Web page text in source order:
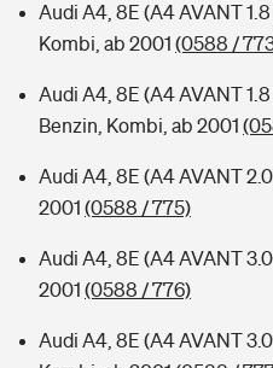
Audi A4, 8E (A4 AVANT 1.8
Kombi, ab 2001 (0588 /
Audi A4, 8E (A4 AVANT 1.8
Benzin, Kombi, ab 2001
Audi A4, 8E (A4 AVANT
2001 (0588 / 775)
Audi A4, 8E (A4 AVANT
2001 (0588 / 776)
Audi A4, 8E (A4 AVANT